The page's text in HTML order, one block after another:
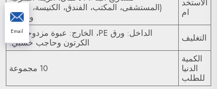
الاستخد
ام
(المستشفى، المكتب، الفندق، الكنيسة، الشقة
وغيرها)
التغليف
الداخل: ورق PE، الخارج: عبوة مزدوجة من
الكرتون وحاجب خشبي.
الكمية
الدنيا
للطلب
10 مجموعة
Email